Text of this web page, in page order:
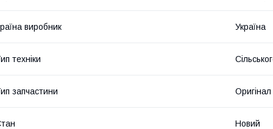
виробник Україна
техніки
запчастини Оригінал
Новий